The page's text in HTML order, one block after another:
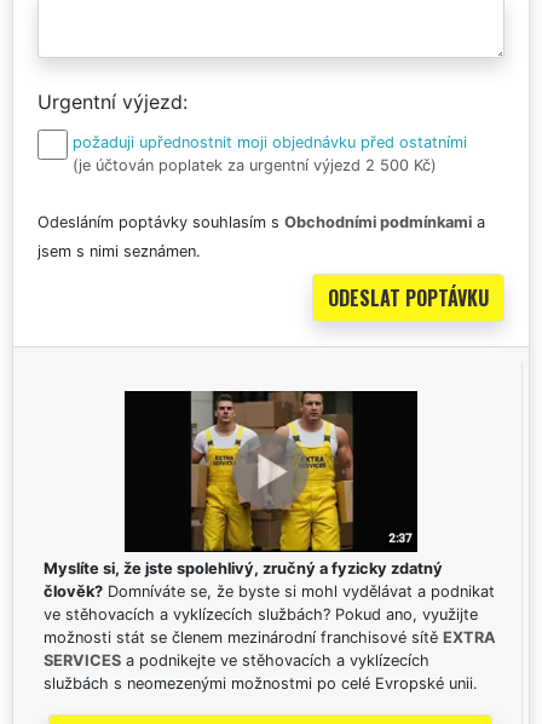
Urgentní výjezd
požaduji upřednostnit moji objednávku před ostatními
(je účtován poplatek za urgentní výjezd 2 500 Kč)
Odesláním poptávky souhlasím s Obchodními podmínkami a
jsem s nimi seznámen.
Myslíte si, že jste spolehlivý, zručný a fyzicky zdatný
člověk? Domníváte se, že byste si mohl vydělávat a podnikat
ve stěhovacích a vyklízecích službách? Pokud ano, využijte
možnosti stát se členem mezinárodní franchisové sítě EXTRA
SERVICES a podnikejte ve stěhovacích a vyklízecích
službách s neomezenými možnostmi po celé Evropské unii.